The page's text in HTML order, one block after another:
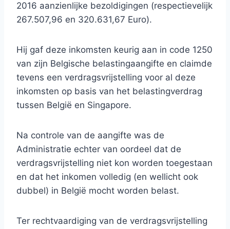
2016 aanzienlijke bezoldigingen (respectievelijk
267.507,96 en 320.631,67 Euro).
Hij gaf deze inkomsten keurig aan in code 1250
van zijn Belgische belastingaangifte en claimde
tevens een verdragsvrijstelling voor al deze
inkomsten op basis van het belastingverdrag
tussen België en Singapore.
Na controle van de aangifte was de
Administratie echter van oordeel dat de
verdragsvrijstelling niet kon worden toegestaan
en dat het inkomen volledig (en wellicht ook
dubbel) in België mocht worden belast.
Ter rechtvaardiging van de verdragsvrijstelling